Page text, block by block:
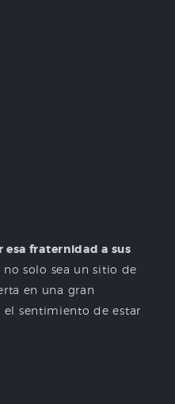
fraternidad a sus
solo sea un sitio de
en una gran
sentimiento de estar